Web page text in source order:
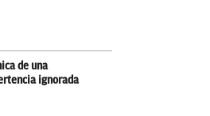
de una
ignorada